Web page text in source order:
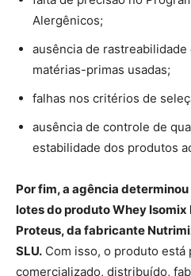
Alergênicos;
ausência de
matérias-primas usadas;
falhas nos critérios de
ausência de controle de
estabilidade dos produtos
Por fim, a agência
lotes do produto Whey
Proteus, da fabricante
SLU. Com isso, o produto
comercializado, distribuído,